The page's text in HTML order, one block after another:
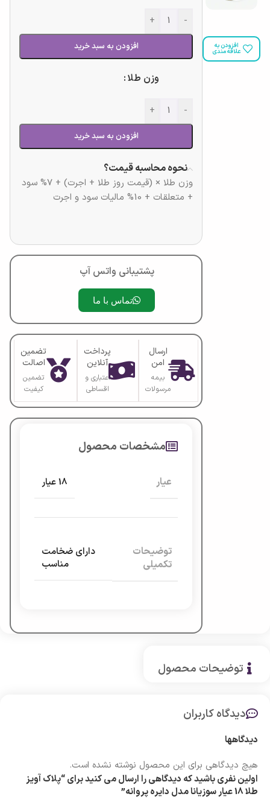
افزودن به
علاقه مندی
-
+
افزودن به سبد خرید
وزن طلا
-
+
افزودن به سبد خرید
نحوه محاسبه قیمت؟
وزن طلا × (قیمت روز طلا + اجرت) + 7% سود
+ متعلقات + 10% مالیات سود و اجرت
پشتیبانی واتس آپ
تماس با ما
ارسال
امن
بیمه
مرسولات
پرداخت
آنلاین
اعتباری و
اقساطی
تضمین
اصالت
تضمین
کیفیت
مشخصات محصول
عیار 18 عیار
توضیحات
تکمیلی
دارای ضخامت
مناسب
توضیحات محصول
دیدگاه کاربران
دیدگاهها
هیچ دیدگاهی برای این محصول نوشته نشده است.
اولین نفری باشید که دیدگاهی را ارسال می کنید برای “پلاک آویز
طلا 18 عیار سوزیانا مدل دایره پروانه”